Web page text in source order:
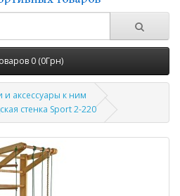
0 (0Грн)
и аксессуары к ним
стенка Sport 2-220